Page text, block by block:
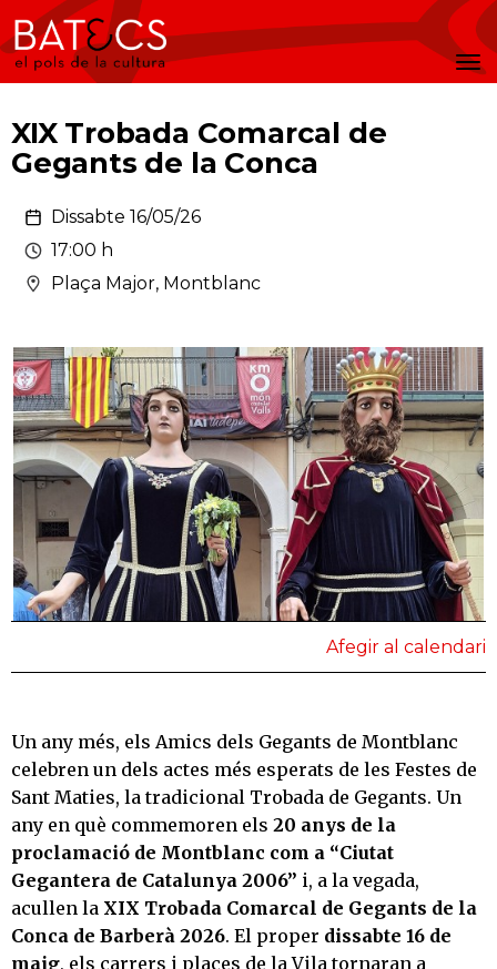
Batecs
Afegir al calendari
XIX Trobada Comarcal de
Gegants de la Conca
Dissabte 16/05/26
17:00 h
Plaça Major, Montblanc
Un any més, els Amics dels Gegants de Montblanc
celebren un dels actes més esperats de les Festes de
Sant Maties, la tradicional Trobada de Gegants. Un
any en què commemoren els 20 anys de la
proclamació de Montblanc com a “Ciutat
Gegantera de Catalunya 2006” i, a la vegada,
acullen la XIX Trobada Comarcal de Gegants de la
Conca de Barberà 2026. El proper dissabte 16 de
maig, els carrers i places de la Vila tornaran a